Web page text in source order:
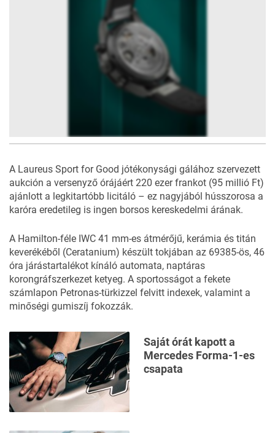
A Laureus Sport for Good jótékonysági gálához szervezett
aukción a versenyző órájáért 220 ezer frankot (95 millió Ft)
ajánlott a legkitartóbb licitáló – ez nagyjából hússzorosa a
karóra eredetileg is ingen borsos kereskedelmi árának.
A Hamilton-féle IWC 41 mm-es átmérőjű, kerámia és titán
keverékéből (Ceratanium) készült tokjában az 69385-ös, 46
óra járástartalékot kínáló automata, naptáras
korongráfszerkezet ketyeg. A sportosságot a fekete
számlapon Petronas-türkizzel felvitt indexek, valamint a
minőségi gumiszíj fokozzák.
Saját órát kapott a
Mercedes Forma-1-es
csapata